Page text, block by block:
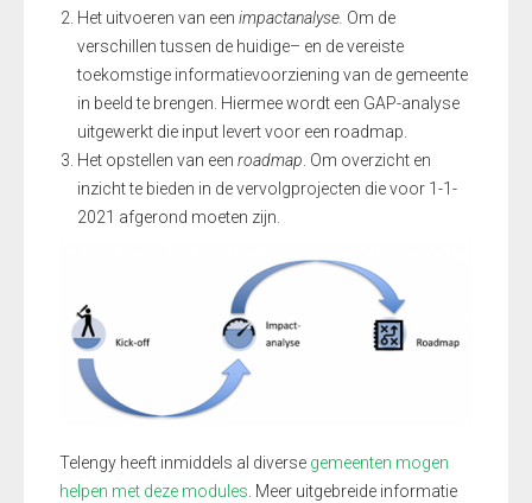
Het uitvoeren van een impactanalyse Om de
verschillen tussen de huidige– en de vereiste
toekomstige informatievoorziening van de gemeente
in beeld te brengen . Hiermee wordt een GAP-analyse
uitgewerkt die input levert voor een roadmap
Het opstellen van een roadmap . Om overzicht en
inzicht te bieden in de vervolgprojecten die voor 1-1-
2021 afgerond moeten zijn.
Telengy heeft inmiddels al diverse gemeenten mogen
helpen met deze modules. Meer uitgebreide informatie